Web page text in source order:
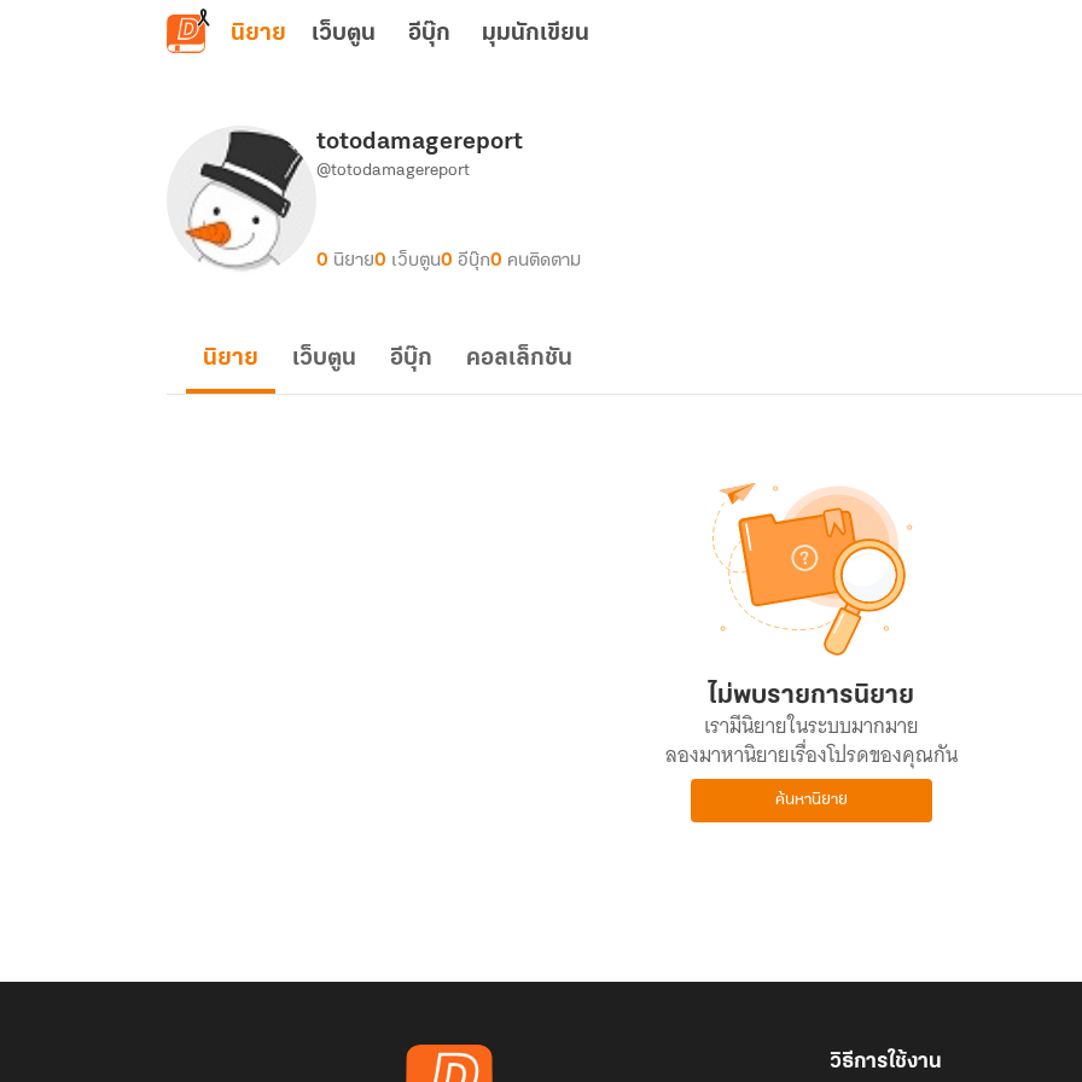
ข้ามไปยังเนื้อหาหลัก
นิยาย เว็บตูน อีบุ๊ก มุมนักเขียน
totodamagereport
@totodamagereport
0 นิยาย0 เว็บตูน0 อีบุ๊ก0 คนติดตาม
นิยาย เว็บตูน อีบุ๊ก คอลเล็กชัน
ไม่พบรายการนิยาย
เรามีนิยายในระบบมากมาย
ลองมาหานิยายเรื่องโปรดของคุณกัน
ค้นหานิยาย
วิธีการใช้งาน